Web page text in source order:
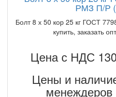
РМЗ П/Р
Болт 8 х 50 кор 25 кг ГОСТ
купить, заказать
Цена с НДС
Цены и
менеждеров